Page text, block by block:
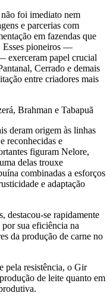
foi imediato nem
e parcerias com
em fazendas que
Esses pioneiros —
exerceram papel crucial
Cerrado e demais
entre criadores mais
Brahman e Tabapuã
deram origem às linhas
reconhecidas e
figuram Nelore,
delas trouxe
combinadas a esforços
e adaptação
destacou-se rapidamente
sua eficiência na
da produção de carne no
pela resistência, o Gir
de leite quanto em